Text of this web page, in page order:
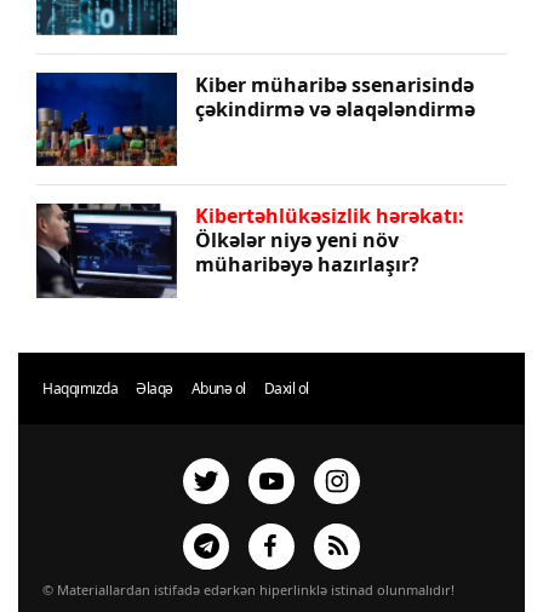
Kiber müharibə ssenarisində
çəkindirmə və əlaqələndirmə
Kibertəhlükəsizlik hərəkatı:
Ölkələr niyə yeni növ
müharibəyə hazırlaşır?
Haqqımızda Əlaqə Abunə ol Daxil ol
© Materiallardan istifadə edərkən hiperlinklə istinad olunmalıdır!